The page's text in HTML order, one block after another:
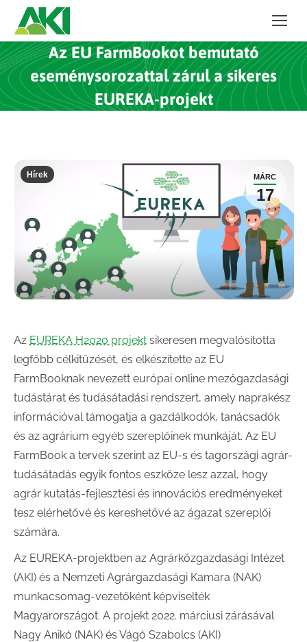
Az EU FarmBookot bemutató
eseménysorozattal zárul a sikeres
EUREKA-projekt
MÁRC
17
Hírek
Az EUREKA H2020 projekt sikeresen megvalósította
legfőbb célkitűzését, és elkészítette az EU
FarmBooknak nevezett európai online mezőgazdasági
tudástárat és tudásátadási rendszert, amely naprakész
információval támogatja a gazdálkodók, tanácsadók
és az agrárium egyéb szereplőinek munkáját. Az EU
FarmBook a tervek szerint az EU-s és tagországi agrár-
tudásátadás egyik fontos eszköze lesz azzal, hogy
agrár kutatás-fejlesztési és innovációs eredményeket
tesz elérhetővé és kereshetővé az ágazat szereplői
számára.
Az EUREKA-projektben az Agrárközgazdasági Intézet
(AKI) és a Nemzeti Agrárgazdasági Kamara (NAK)
munkacsomag-vezetőként képviselték
Magyarországot. A projekt 2022. márciusi zárásával
Nagy Anikó (NAK) és Vágó Szabolcs (AKI)